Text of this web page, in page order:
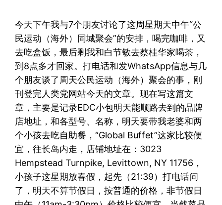
今天下午我与7个朋友讨论了这周星期天中午“公
民运动（海外）同城聚会”的安排，喝完咖啡，又
去吃盒饭，最后剩我和白节敏去蔡桂华家喝茶，
到8点多才回家。打电话和发WhatsApp信息与几
个朋友谈了周天公民运动（海外）聚会的事，刚
刊登完人类党网站今天的文章。现在写这篇文
章，主要是记录EDC小包明天能顺路去到的品牌
店地址，和各型号、名称，明天要带我老婆和两
个小孩去吃自助餐，“Global Buffet”这家比较便
宜，往长岛内走，店铺地址在：3023
Hempstead Turnpike, Levittown, NY 11756，
小孩子这星期放春假，起先（21:39）打电话问
了，明天不算节假日，按普通的价格，非节假日